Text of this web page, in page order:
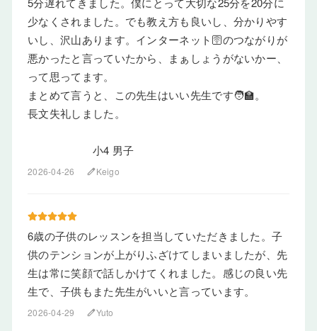
少なくされました。でも教え方も良いし、分かりやす
いし、沢山あります。インターネット🛜のつながりが
悪かったと言っていたから、まぁしょうがないかー、
って思ってます。
まとめて言うと、この先生はいい先生です🧑‍🏫。
長文失礼しました。
小4 男子
2026-04-26 editKeigo
6歳の子供のレッスンを担当していただきました。子
供のテンションが上がりふざけてしまいましたが、先
生は常に笑顔で話しかけてくれました。感じの良い先
生で、子供もまた先生がいいと言っています。
2026-04-29 editYuto